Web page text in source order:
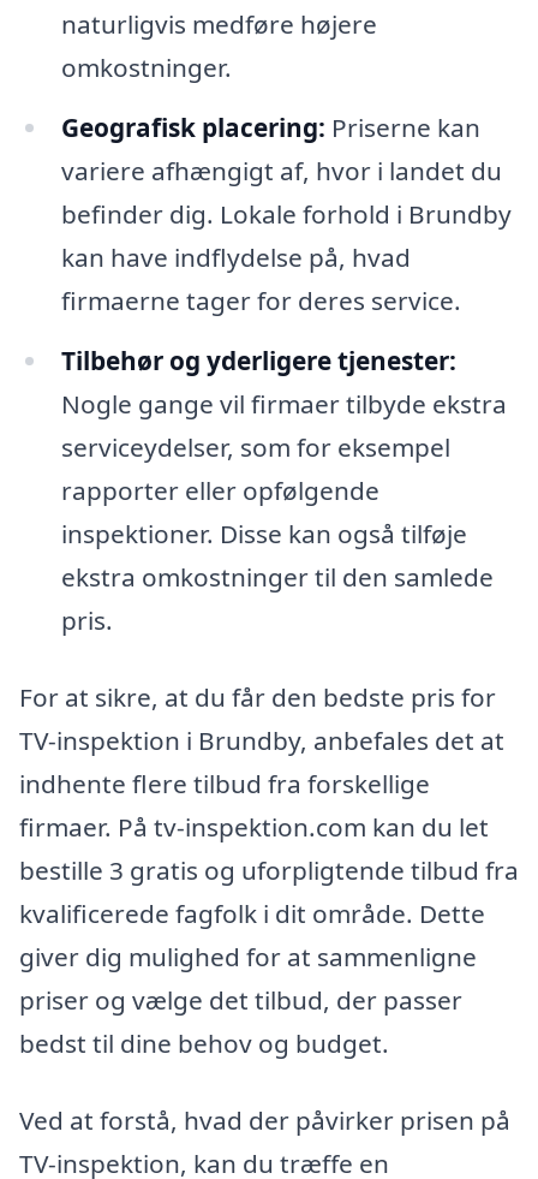
naturligvis medføre højere
omkostninger.
Geografisk placering: Priserne kan
variere afhængigt af, hvor i landet du
befinder dig. Lokale forhold i Brundby
kan have indflydelse på, hvad
firmaerne tager for deres service.
Tilbehør og yderligere tjenester:
Nogle gange vil firmaer tilbyde ekstra
serviceydelser, som for eksempel
rapporter eller opfølgende
inspektioner. Disse kan også tilføje
ekstra omkostninger til den samlede
pris.
For at sikre, at du får den bedste pris for
TV-inspektion i Brundby, anbefales det at
indhente flere tilbud fra forskellige
firmaer. På tv-inspektion.com kan du let
bestille 3 gratis og uforpligtende tilbud fra
kvalificerede fagfolk i dit område. Dette
giver dig mulighed for at sammenligne
priser og vælge det tilbud, der passer
bedst til dine behov og budget.
Ved at forstå, hvad der påvirker prisen på
TV-inspektion, kan du træffe en